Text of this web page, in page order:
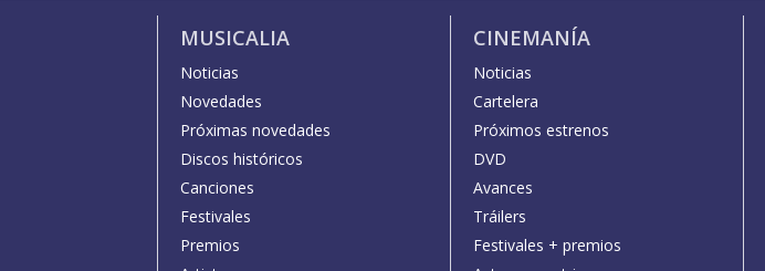
MUSICALIA
Noticias
Novedades
Próximas novedades
Discos históricos
Canciones
Festivales
Premios
CINEMANÍA
Noticias
Cartelera
Próximos estrenos
DVD
Avances
Tráilers
Festivales + premios